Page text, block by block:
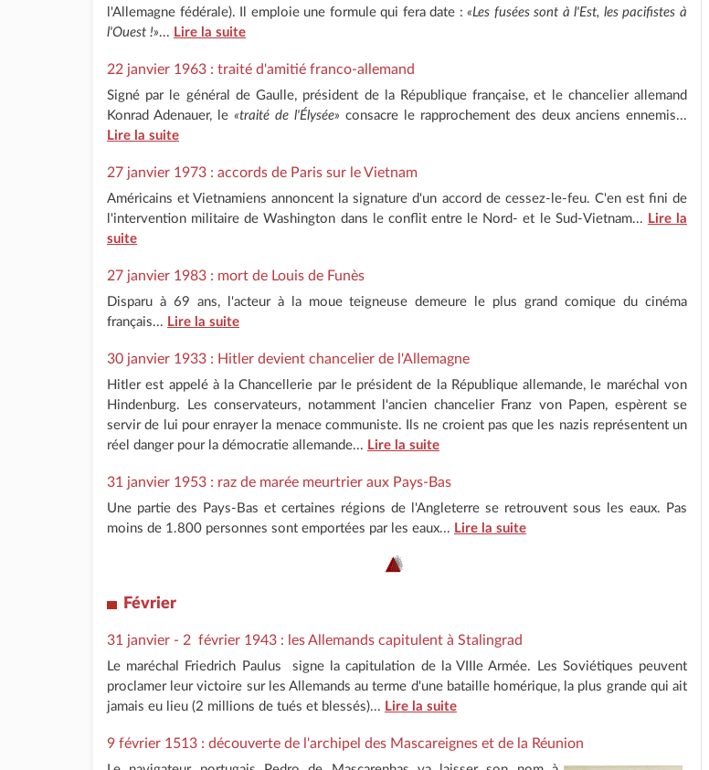
l'Allemagne fédérale). Il emploie une formule qui fera date :«Les fusées sont à l'Est, les pacifistes à
l'Ouest !»... Lire la suite
22 janvier 1963 : traité d'amitié franco-allemand
Signé par le général de Gaulle, président de la République française, et le chancelier allemand
Konrad Adenauer, le «traité de l'Élysée» consacre le rapprochement des deux anciens ennemis...
Lire la suite
27 janvier 1973 : accords de Paris sur le Vietnam
Américains et Vietnamiens annoncent la signature d'un accord de cessez-le-feu. C'en est fini de
l'intervention militaire de Washington dans le conflit entre le Nord- et le Sud-Vietnam... Lire la
suite
27 janvier 1983 : mort de Louis de Funès
Disparu à 69 ans, l'acteur à la moue teigneuse demeure le plus grand comique du cinéma
français... Lire la suite
30 janvier 1933 : Hitler devient chancelier de l'Allemagne
Hitler est appelé à la Chancellerie par le président de la République allemande, le maréchal von
Hindenburg. Les conservateurs, notamment l'ancien chancelier Franz von Papen, espèrent se
servir de lui pour enrayer la menace communiste. Ils ne croient pas que les nazis représentent un
réel danger pour la démocratie allemande... Lire la suite
31 janvier 1953 : raz de marée meurtrier aux Pays-Bas
Une partie des Pays-Bas et certaines régions de l'Angleterre se retrouvent sous les eaux. Pas
moins de 1.800 personnes sont emportées par les eaux... Lire la suite
Février
31 janvier - 2 février 1943 : les Allemands capitulent à Stalingrad
Le maréchal Friedrich Paulus signe la capitulation de la VIIIe Armée. Les Soviétiques peuvent
proclamer leur victoire sur les Allemands au terme d'une bataille homérique, la plus grande qui ait
jamais eu lieu (2 millions de tués et blessés)... Lire la suite
9 février 1513 : découverte de l'archipel des Mascareignes et de la Réunion